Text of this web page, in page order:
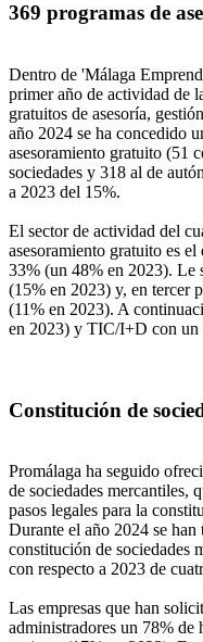
369 programas de
Dentro de 'Málaga
primer año de actividad de
gratuitos de asesoría,
año 2024 se ha concedido
asesoramiento gratuito (51
sociedades y 318 al de
a 2023 del 15%.
El sector de actividad del
asesoramiento gratuito es
33% (un 48% en 2023). Le
(15% en 2023) y, en tercer
(11% en 2023). A
en 2023) y TIC/I+D con un
Constitución de
Promálaga ha seguido
de sociedades mercantiles,
pasos legales para la
Durante el año 2024 se
constitución de sociedades
con respecto a 2023 de
Las empresas que han
administradores un 78%